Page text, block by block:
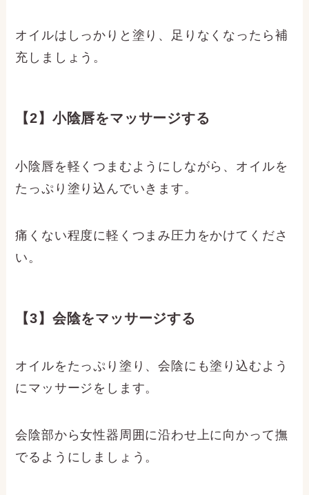
オイルはしっかりと塗り、足りなくなったら補
充しましょう。
【2】小陰唇をマッサージする
小陰唇を軽くつまむようにしながら、オイルを
たっぷり塗り込んでいきます。
痛くない程度に軽くつまみ圧力をかけてくださ
い。
【3】会陰をマッサージする
オイルをたっぷり塗り、会陰にも塗り込むよう
にマッサージをします。
会陰部から女性器周囲に沿わせ上に向かって撫
でるようにしましょう。